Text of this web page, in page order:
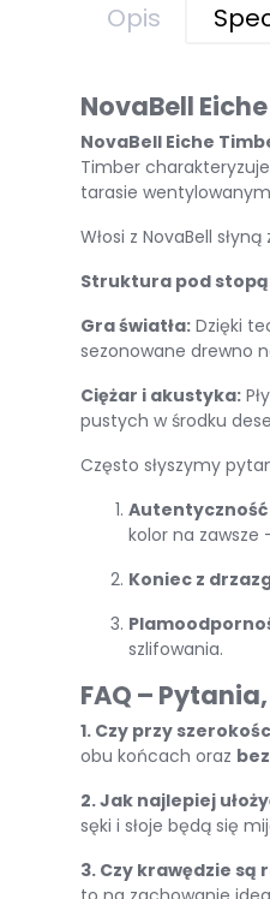
Opis
NovaBell
NovaBell Eiche
Timber
tarasie
Włosi z NovaBell
Struktura pod
Gra światła: Dzięki
sezonowane drewno
Ciężar i akustyka:
pustych w środku
Często słyszymy
kolor na zawsze
Koniec z
szlifowania.
FAQ –
1. Czy przy
obu końcach oraz
2. Jak najlepiej
sęki i słoje będą się
3. Czy krawędzie są